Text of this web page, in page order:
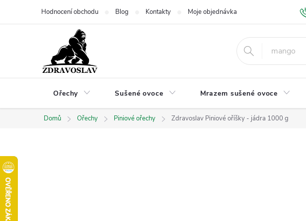
Hodnocení obchodu Blog Kontakty Moje objednávka GDPR a ochrana
Ořechy Sušené ovoce Mrazem sušené ovoce
Domů Ořechy Piniové ořechy Zdravoslav Piniové oříšky - jádra 1000 g